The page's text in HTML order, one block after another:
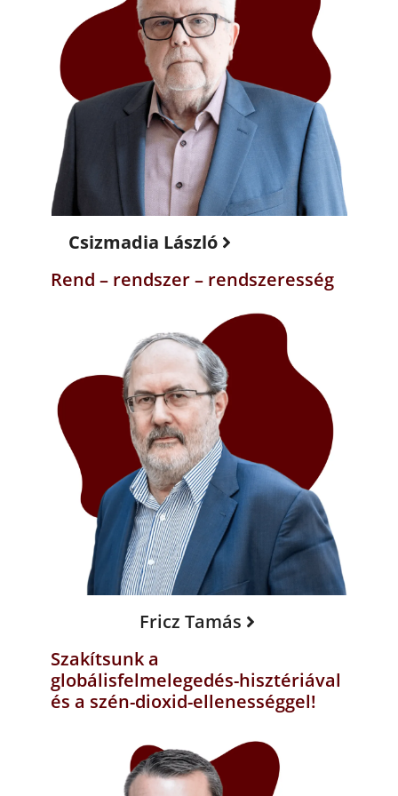
Csizmadia László
Rend – rendszer – rendszeresség
Fricz Tamás
Szakítsunk a
globálisfelmelegedés-hisztériával
és a szén-dioxid-ellenességgel!